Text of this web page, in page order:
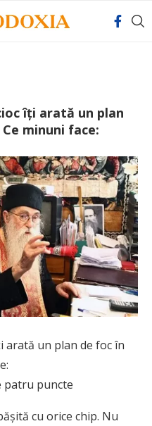
îți arată un plan
minuni face:
arată un plan de foc în
patru puncte
cu orice chip. Nu